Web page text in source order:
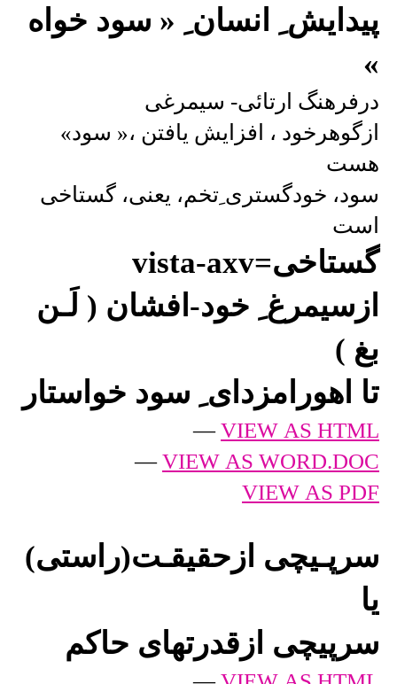
پیدایش ِ انسان ِ « سود خواه
»
درفرهنگ ارتائی- سیمرغی
ازگوهرخود ، افزایش یافتن ،« سود»
هست
سود، خودگستری ِتخم، یعنی، گستاخی
است
گستاخی=vista-axv
ازسیمرغ ِ خود-افشان ( لَـن
بغ )
تا اهورامزدای ِ سود خواستار
VIEW AS HTML
—
VIEW AS WORD.DOC
—
VIEW AS PDF
سرپـیچی ازحقیقـت(راستی)
یا
سرپیچی ازقدرتهای حاکم